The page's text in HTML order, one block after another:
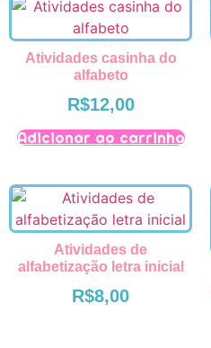
Atividades casinha do
alfabeto
R$12,00
Adicionar ao carrinho
Atividades de
alfabetização letra inicial
R$8,00